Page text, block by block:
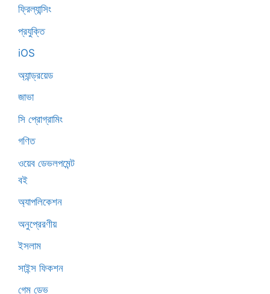
ফ্রিল্যান্সিং
প্রযুক্তি
iOS
অ্যান্ড্রয়েড
জাভা
সি প্রোগ্রামিং
গণিত
ওয়েব ডেভলপমেন্ট
বই
অ্যাপলিকেশন
অনুপ্রেরণীয়
ইসলাম
সাইন্স ফিকশন
গেম ডেভ